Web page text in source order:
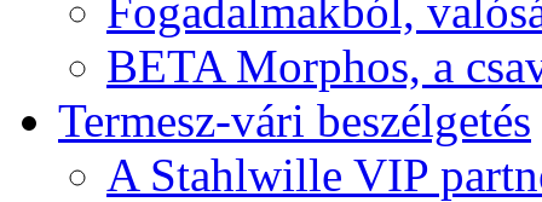
Fogadalmakból,
BETA Morphos, a
Termesz-vári beszélgetés
A Stahlwille VIP